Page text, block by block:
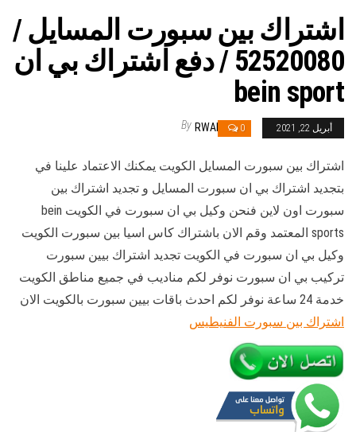
اشتراك بين سبورت المسايل /
52520080 / دفع اشتراك بي ان
bein sport
أبريل 22, 2021 0
By RWAN
اشتراك بين سبورت المسايل الكويت يمكنك الاعتماد علينا في
بتجديد اشتراك بي ان سبورت المسايل و تجديد اشتراك بين
سبورت اون لاين فنحن وكيل بي ان سبورت في الكويت bein
sports المعتمد وقم الان باشتراك كاس اسيا بين سبورت الكويت
وكيل بي ان سبورت في الكويت تجديد اشتراك بيين سبورت
تركيب بي ان سبورت نوفر لكم مناديب في جميع مناطق الكويت
خدمة 24 ساعة نوفر لكم احدث باقات بيين سبورت بالكويت الان
اشتراك بين سبورت الفنيطيس